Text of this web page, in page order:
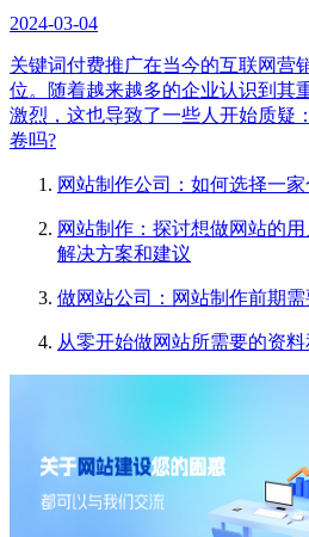
2024-03-04
关键词付费推广在当今的互联网营
位。随着越来越多的企业认识到其
激烈，这也导致了一些人开始质疑
卷吗?
网站制作公司：如何选择一
网站制作：探讨想做网站的
解决方案和建议
做网站公司：网站制作前期
从零开始做网站所需要的资